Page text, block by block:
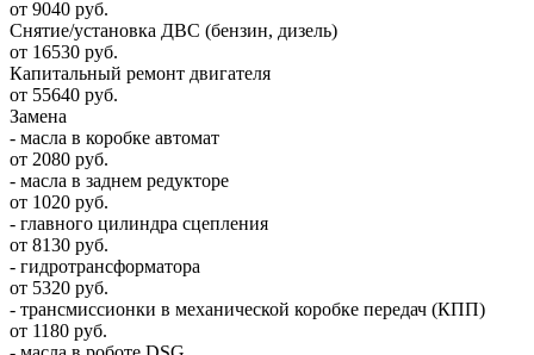
от 9040 руб.
Снятие/установка ДВС (бензин, дизель)
от 16530 руб.
Капитальный ремонт двигателя
от 55640 руб.
Замена
- масла в коробке автомат
от 2080 руб.
- масла в заднем редукторе
от 1020 руб.
- главного цилиндра сцепления
от 8130 руб.
- гидротрансформатора
от 5320 руб.
- трансмиссионки в механической коробке передач (КПП)
от 1180 руб.